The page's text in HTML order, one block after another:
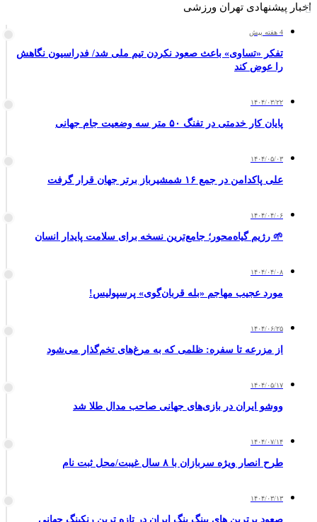
اخبار پیشنهادی تهران ورزشی
4 هفته پیش
تفکر «تساوی» باعث صعود نکردن تیم ملی شد/ فدراسیون نگاهش
را عوض کند
۱۴۰۴/۰۳/۲۲
پایان کار خدمتی در تفنگ ۵۰ متر سه وضعیت جام جهانی
۱۴۰۴/۰۵/۰۳
علی پاکدامن در جمع ۱۶ شمشیرباز برتر جهان قرار گرفت
۱۴۰۴/۰۴/۰۶
🌱 رژیم گیاه‌محور؛ جامع‌ترین نسخه برای سلامت پایدار انسان
۱۴۰۴/۰۴/۰۸
مورد عجیب مهاجم «بله قربان‌گوی» پرسپولیس!
۱۴۰۴/۰۶/۲۵
از مزرعه تا سفره: ظلمی که به مرغ‌های تخم‌گذار می‌شود
۱۴۰۴/۰۵/۱۷
ووشو ایران در بازی‌های جهانی صاحب مدال طلا شد
۱۴۰۴/۰۷/۱۴
طرح انصار ویژه سربازان با ۸ سال غیبت/محل ثبت نام
۱۴۰۴/۰۳/۱۳
صعود برترین های پینگ پنگ ایران در تازه ترین رنکینگ جهانی